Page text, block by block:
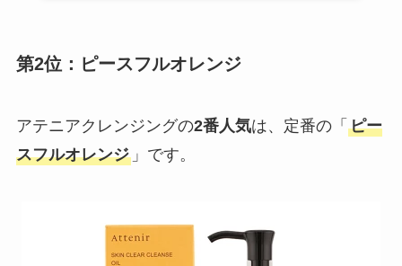
第2位：ピースフルオレンジ
アテニアクレンジングの2番人気は、定番の「 ピー
スフルオレンジ」です。